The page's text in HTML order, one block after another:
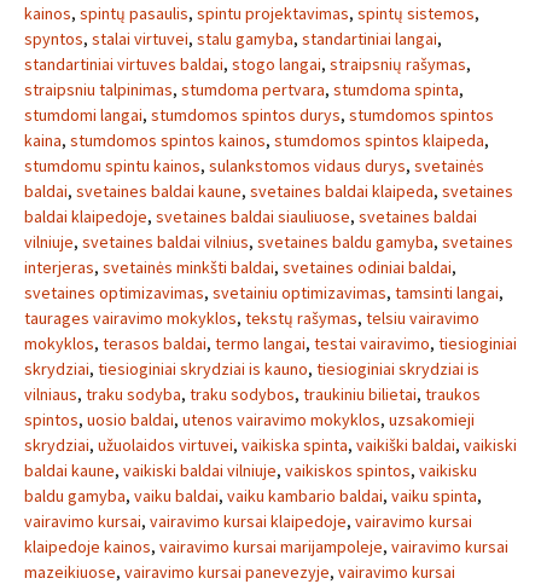
kainos, spintų pasaulis, spintu projektavimas, spintų sistemos,
spyntos, stalai virtuvei, stalu gamyba, standartiniai langai,
standartiniai virtuves baldai, stogo langai, straipsnių rašymas,
straipsniu talpinimas, stumdoma pertvara, stumdoma spinta,
stumdomi langai, stumdomos spintos durys, stumdomos spintos
kaina, stumdomos spintos kainos, stumdomos spintos klaipeda,
stumdomu spintu kainos, sulankstomos vidaus durys, svetainės
baldai, svetaines baldai kaune, svetaines baldai klaipeda, svetaines
baldai klaipedoje, svetaines baldai siauliuose, svetaines baldai
vilniuje, svetaines baldai vilnius, svetaines baldu gamyba, svetaines
interjeras, svetainės minkšti baldai, svetaines odiniai baldai,
svetaines optimizavimas, svetainiu optimizavimas, tamsinti langai,
taurages vairavimo mokyklos, tekstų rašymas, telsiu vairavimo
mokyklos, terasos baldai, termo langai, testai vairavimo, tiesioginiai
skrydziai, tiesioginiai skrydziai is kauno, tiesioginiai skrydziai is
vilniaus, traku sodyba, traku sodybos, traukiniu bilietai, traukos
spintos, uosio baldai, utenos vairavimo mokyklos, uzsakomieji
skrydziai, užuolaidos virtuvei, vaikiska spinta, vaikiški baldai, vaikiski
baldai kaune, vaikiski baldai vilniuje, vaikiskos spintos, vaikisku
baldu gamyba, vaiku baldai, vaiku kambario baldai, vaiku spinta,
vairavimo kursai, vairavimo kursai klaipedoje, vairavimo kursai
klaipedoje kainos, vairavimo kursai marijampoleje, vairavimo kursai
mazeikiuose, vairavimo kursai panevezyje, vairavimo kursai